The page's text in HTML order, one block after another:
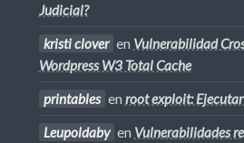
Judicial?
kristi clover en Vulnerabilidad
Wordpress W3 Total Cache
printables en root exploit:
Leupoldaby en Vulnerabilidades